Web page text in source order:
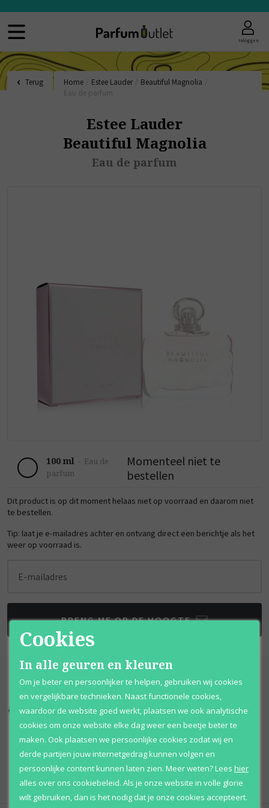
Inloggen
Terug Home Estee Lauder Beautiful Magnolia
Estee Lauder
Beautiful Magnolia
Eau de parfum
100 ml - Eau de
parfum
Momenteel niet te
bestellen
Dit product is op dit moment helaas niet op voorraad en daarom niet
te bestellen.
Tip: laat je e-mailadres achter en ontvang direct een berichtje als het
weer op voorraad is.
E-mailadres
BRENG ME OP DE HOOGTE
Kortingen tot wel 70% Al 12 jaar voordelig
100% originele parfums Afhalen mogelijk
Qshops Keurmerk
Cookies
In alle geuren en kleuren
Om je beter en persoonlijker te helpen, gebruiken wij cookies
en vergelijkbare technieken. Naast functionele cookies,
waardoor de website goed werkt, plaatsen we ook analytische
cookies om onze website elke dag weer een beetje beter te
maken. Ook plaatsen we persoonlijke cookies zodat wij en
derde partijen jouw internetgedrag kunnen volgen en
persoonlijke content kunnen laten zien. Meer weten?Lees hier
alles over ons cookiebeleid. Als je onze website in volle glorie
wilt gebruiken, dan is het nodig dat je onze cookies accepteert.